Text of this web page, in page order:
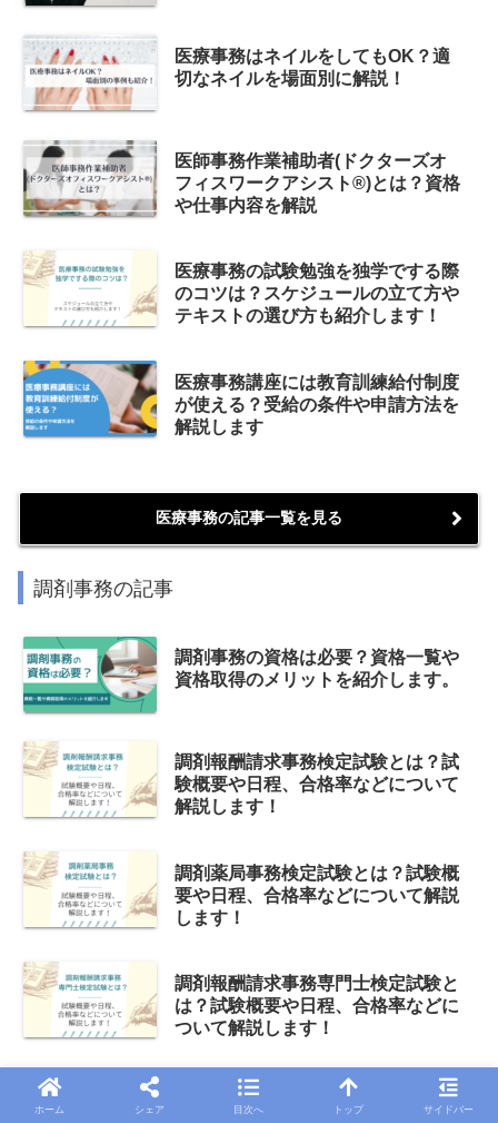
医療事務はネイルをしてもOK？適
切なネイルを場面別に解説！
医師事務作業補助者(ドクターズオ
フィスワークアシスト®)とは？資格
や仕事内容を解説
医療事務の試験勉強を独学でする際
のコツは？スケジュールの立て方や
テキストの選び方も紹介します！
医療事務講座には教育訓練給付制度
が使える？受給の条件や申請方法を
解説します
医療事務の記事一覧を見る
調剤事務の記事
調剤事務の資格は必要？資格一覧や
資格取得のメリットを紹介します。
調剤報酬請求事務検定試験とは？試
験概要や日程、合格率などについて
解説します！
調剤薬局事務検定試験とは？試験概
要や日程、合格率などについて解説
します！
調剤報酬請求事務専門士検定試験と
は？試験概要や日程、合格率などに
ついて解説します！
調剤報酬請求事務技能認定とは？試
験概要や日程、合格率などについて
ホーム シェア 目次へ トップ サイドバー